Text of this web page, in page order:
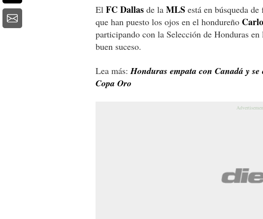
El FC Dallas de la MLS está en búsqueda
que han puesto los ojos en el hondureño
participando con la Selección de Honduras en
buen suceso.
Lea más:Honduras empata con Canadá y
Copa Oro